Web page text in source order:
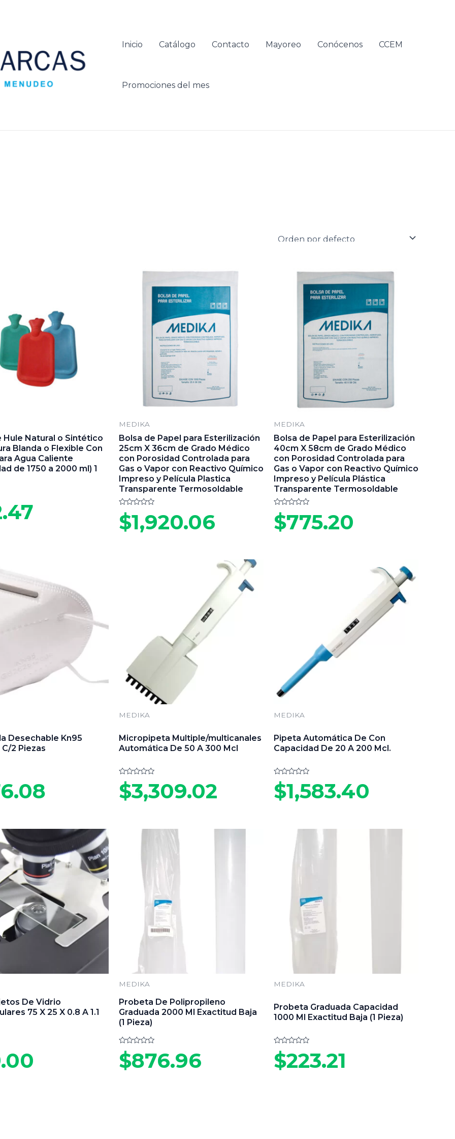
Inicio Catálogo Contacto Mayoreo Conócenos CCEM
Promociones del mes
Hule Natural o Sintético
Blanda o Flexible Con
Agua Caliente
de 1750 a 2000 ml) 1
MEDIKA
Bolsa de Papel para Esterilización
25cm X 36cm de Grado Médico
con Porosidad Controlada para
Gas o Vapor con Reactivo Químico
Impreso y Película Plastica
Transparente Termosoldable
Valorado
en
0
de
$1,920.06
MEDIKA
Bolsa de Papel para Esterilización
40cm X 58cm de Grado Médico
con Porosidad Controlada para
Gas o Vapor con Reactivo Químico
Impreso y Película Plástica
Transparente Termosoldable
Valorado
en
0
de
$775.20
Desechable Kn95
2 Piezas
MEDIKA
Micropipeta Multiple/multicanales
Automática De 50 A 300 Mcl
Valorado
en
0
de
$3,309.02
MEDIKA
Pipeta Automática De Con
Capacidad De 20 A 200 Mcl.
Valorado
en
0
de
$1,583.40
De Vidrio
75 X 25 X 0.8 A 1.1
MEDIKA
Probeta De Polipropileno
Graduada 2000 Ml Exactitud Baja
(1 Pieza)
Valorado
en
0
de
$876.96
MEDIKA
Probeta Graduada Capacidad
1000 Ml Exactitud Baja (1 Pieza)
Valorado
en
0
de
$223.21